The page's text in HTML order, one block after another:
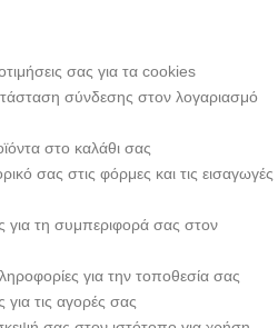
σας για τα cookies
σύνδεσης στον λογαριασμό
στο καλάθι σας
σας στις φόρμες και τις εισαγωγές
για τη συμπεριφορά σας στον
για την τοποθεσία σας
τις αγορές σας